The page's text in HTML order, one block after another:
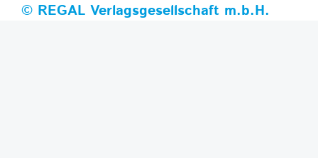
© REGAL Verlagsgesellschaft m.b.H.